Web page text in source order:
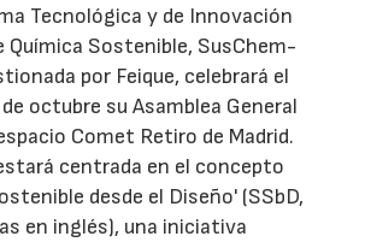
Tecnológica y de Innovación
Química Sostenible, SusChem-
por Feique, celebrará el
octubre su Asamblea General
Comet Retiro de Madrid.
centrada en el concepto
desde el Diseño' (SSbD,
en inglés), una iniciativa